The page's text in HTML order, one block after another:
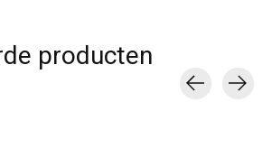
producten